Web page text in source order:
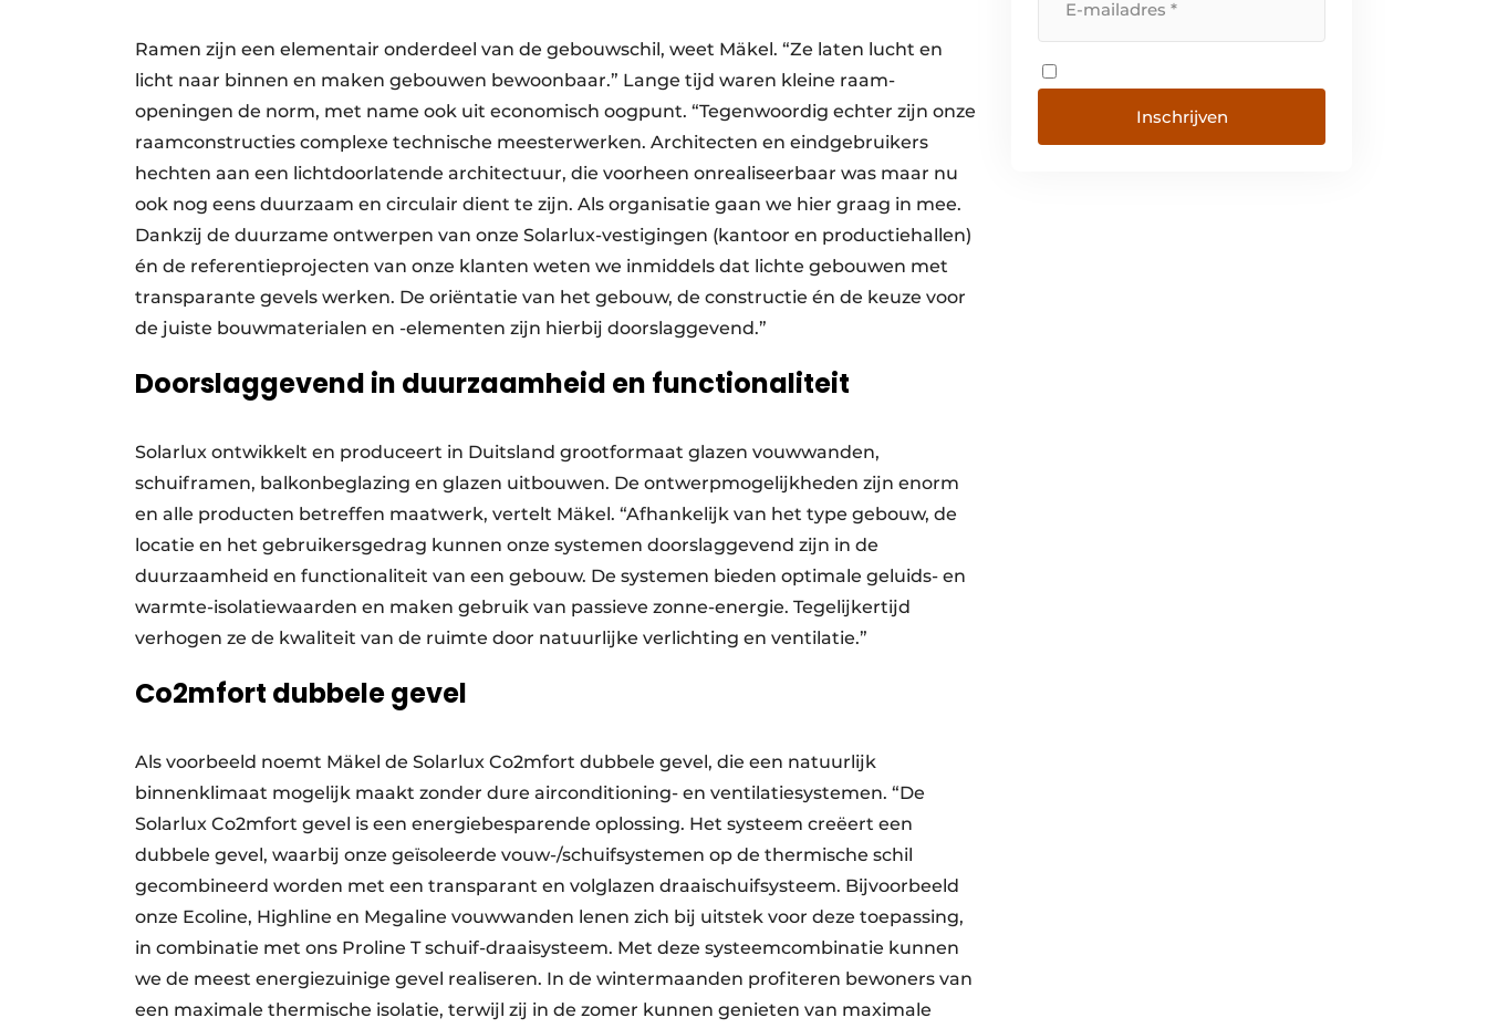
Ramen zijn een elementair onderdeel van de gebouwschil, weet Mäkel. “Ze laten lucht en
licht naar binnen en maken gebouwen bewoonbaar.” Lange tijd waren kleine raam-
openingen de norm, met name ook uit economisch oogpunt. “Tegenwoordig echter zijn onze
raamconstructies complexe technische meesterwerken. Architecten en eindgebruikers
hechten aan een lichtdoorlatende architectuur, die voorheen onrealiseerbaar was maar nu
ook nog eens duurzaam en circulair dient te zijn. Als organisatie gaan we hier graag in mee.
Dankzij de duurzame ontwerpen van onze Solarlux-vestigingen (kantoor en productiehallen)
én de referentieprojecten van onze klanten weten we inmiddels dat lichte gebouwen met
transparante gevels werken. De oriëntatie van het gebouw, de constructie én de keuze voor
de juiste bouwmaterialen en -elementen zijn hierbij doorslaggevend.”
Doorslaggevend in duurzaamheid en functionaliteit
Solarlux ontwikkelt en produceert in Duitsland grootformaat glazen vouwwanden,
schuiframen, balkonbeglazing en glazen uitbouwen. De ontwerpmogelijkheden zijn enorm
en alle producten betreffen maatwerk, vertelt Mäkel. “Afhankelijk van het type gebouw, de
locatie en het gebruikersgedrag kunnen onze systemen doorslaggevend zijn in de
duurzaamheid en functionaliteit van een gebouw. De systemen bieden optimale geluids- en
warmte-isolatiewaarden en maken gebruik van passieve zonne-energie. Tegelijkertijd
verhogen ze de kwaliteit van de ruimte door natuurlijke verlichting en ventilatie.”
Co2mfort dubbele gevel
Als voorbeeld noemt Mäkel de Solarlux Co2mfort dubbele gevel, die een natuurlijk
binnenklimaat mogelijk maakt zonder dure airconditioning- en ventilatiesystemen. “De
Solarlux Co2mfort gevel is een energiebesparende oplossing. Het systeem creëert een
dubbele gevel, waarbij onze geïsoleerde vouw-/schuifsystemen op de thermische schil
gecombineerd worden met een transparant en volglazen draaischuifsysteem. Bijvoorbeeld
onze Ecoline, Highline en Megaline vouwwanden lenen zich bij uitstek voor deze toepassing,
in combinatie met ons Proline T schuif-draaisysteem. Met deze systeemcombinatie kunnen
we de meest energiezuinige gevel realiseren. In de wintermaanden profiteren bewoners van
een maximale thermische isolatie, terwijl zij in de zomer kunnen genieten van maximale
Inschrijven